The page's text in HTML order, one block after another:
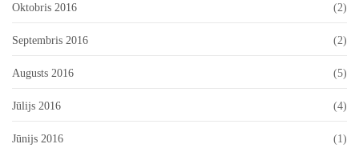
Oktobris 2016 (2)
Septembris 2016 (2)
Augusts 2016 (5)
Jūlijs 2016 (4)
Jūnijs 2016 (1)